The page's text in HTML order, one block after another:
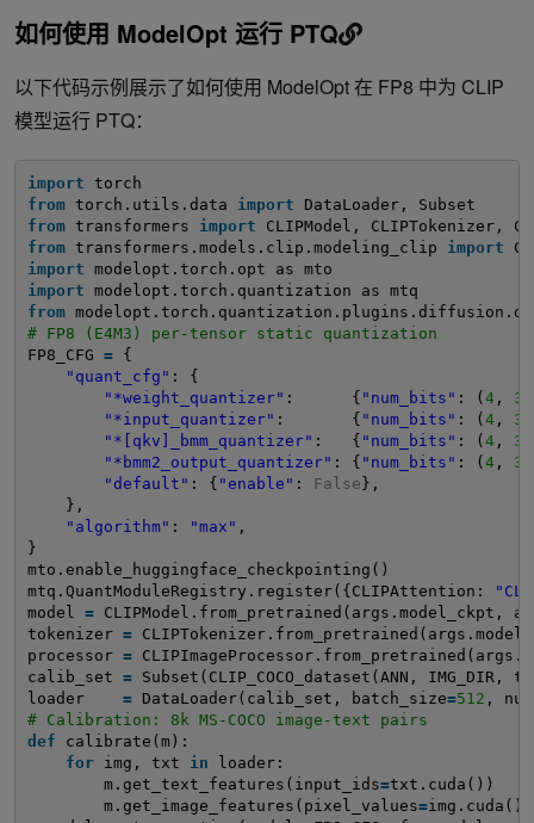
如何使用 ModelOpt 运行 PTQ
以下代码示例展示了如何使用 ModelOpt 在 FP8 中为 CLIP
模型运行 PTQ：
import
torch
from
torch.utils.data import
DataLoader, Subset
from
transformers import
CLIPModel, CLIPTokenizer,
from
transformers.models.clip.modeling_clip import
import modelopt.torch.opt as mto
import modelopt.torch.quantization as mtq
from
# FP8 (E4M3) per-tensor static quantization
FP8_CFG =
{
"quant_cfg" : {
"*weight_quantizer" :      { "num_bits" : (4, 3
"*input_quantizer" :       { "num_bits" : (4, 3
"*[qkv]_bmm_quantizer" :   { "num_bits" : (4, 3
"*bmm2_output_quantizer" : { "num_bits" : (4, 3
"default" : { "enable" : False},
},
"algorithm" : "max" ,
}
mto.enable_huggingface_checkpointing()
mtq.QuantModuleRegistry.register({CLIPAttention:
model =
CLIPModel.from_pretrained(args.model_ckpt,
tokenizer =
processor =
calib_set =
Subset(CLIP_COCO_dataset(ANN,
loader = DataLoader(calib_set, batch_size=512 ,
# Calibration: 8k MS-COCO image-text pairs
def
calibrate(m):
for
img, txt in
loader:
m.get_text_features(input_ids=txt.cuda())
m.get_image_features(pixel_values=img.cuda())